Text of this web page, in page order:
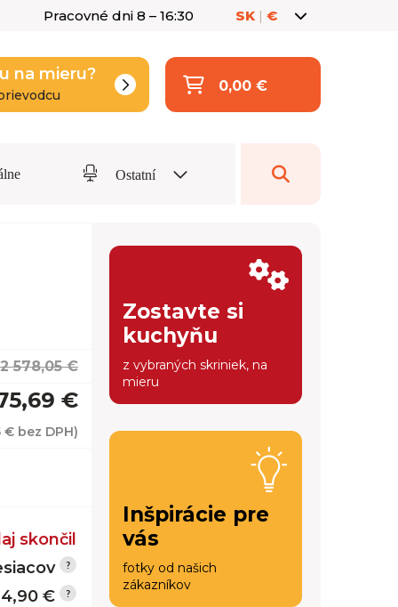
Pracovné dni 8 – 16:30 SK | €
na mieru?
0,00 €
Ostatní
2 578,05 €
€
€ bez DPH)
skončil
€
Zostavte si
kuchyňu
z vybraných skriniek, na
mieru
Inšpirácie pre
vás
fotky od našich
zákazníkov